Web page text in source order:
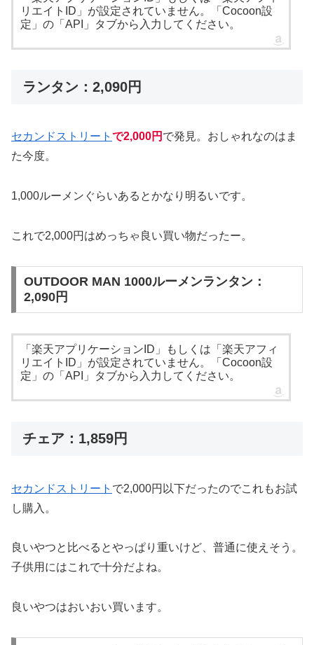
リエイトID」が設定されていません。「Cocoon設
定」の「API」タブから入力してください。
ランタン：2,090円
セカンドストリート で2,000円 で発見。おしゃれなのはま
た今度。
1,000ルーメンぐらいあるとかなり明るいです。
これで2,000円はめっちゃ良い買い物だったー。
OUTDOOR MAN 1000ルーメンランタン：
2,090円
「楽天アプリケーションID」もしくは「楽天アフィ
リエイトID」が設定されていません。「Cocoon設
定」の「API」タブから入力してください。
チェア：1,859円
セカンドストリート で2,000円以下だったのでこれもお試
し購入。
良いやつと比べるとやっぱり重いけど、普通に使えそう。
子供用にはこれで十分だよね。
良いやつはおいおい買います。